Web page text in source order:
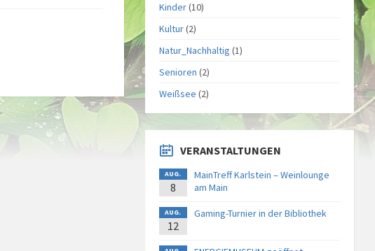
Kinder(10)
Kultur(2)
Natur_Nachhaltig (1)
Senioren (2)
Weißsee (2)
VERANSTALTUNGEN
AUG.
8
MainTreff Karlstein – Weinlounge
am Main
AUG.
12
Gaming-Turnier in der Bibliothek